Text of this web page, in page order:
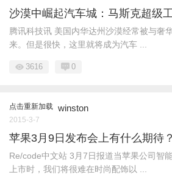
沙漠中崛起汽车城：马斯克超级
腾讯科技讯 美国内华达州沙漠经常被与奢
来。但是很快，这里就将成为汽车 ...
3616 0
点击重新加载 winston
2015-3-7
苹果3月9日发布会上有什么期待？
Re/code中文站 3月7日报道当苹果公司智
上市时，我们将很难在时尚配饰以 ...